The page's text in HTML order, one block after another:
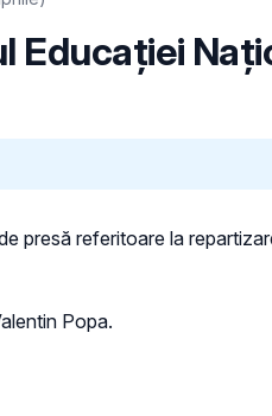
presă referitoare la
Popa.